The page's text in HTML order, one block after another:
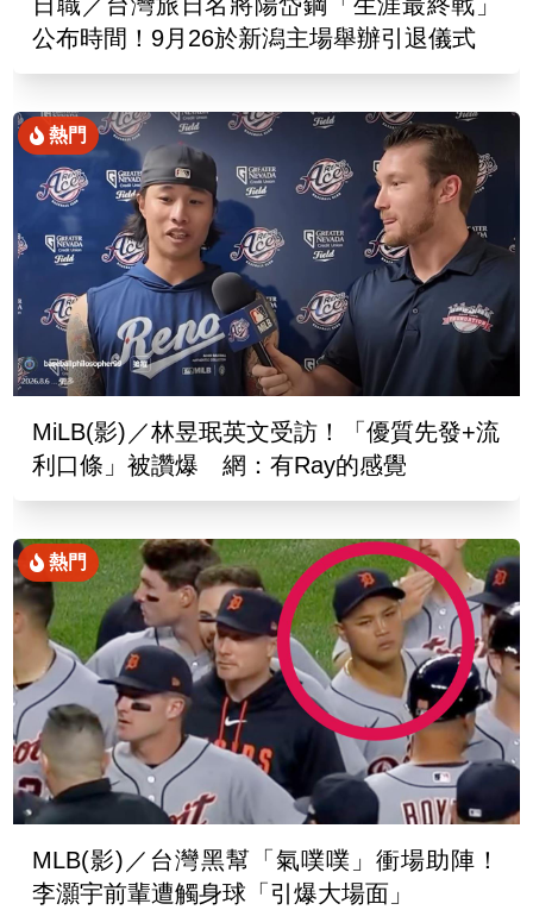
公布時間！9月26於新潟主場舉辦引退儀式
熱門
MiLB(影)／林昱珉英文受訪！「優質先發+流
利口條」被讚爆 網：有Ray的感覺
熱門
MLB(影)／台灣黑幫「氣噗噗」衝場助陣！
李灝宇前輩遭觸身球「引爆大場面」